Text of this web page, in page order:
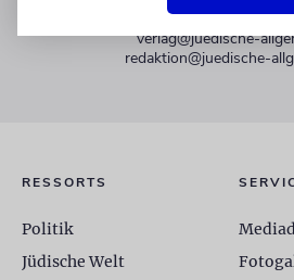
verlag@juedische-
redaktion@juedische-
RESSORTS
Politik
Jüdische Welt